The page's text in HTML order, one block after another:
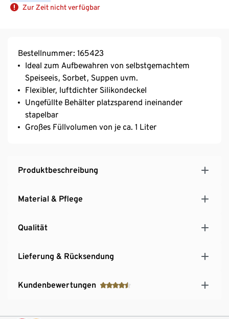
Zur Zeit nicht verfügbar
Bestellnummer: 165423
Ideal zum Aufbewahren von selbstgemachtem
Speiseeis, Sorbet, Suppen uvm.
Flexibler, luftdichter Silikondeckel
Ungefüllte Behälter platzsparend ineinander
stapelbar
Großes Füllvolumen von je ca. 1 Liter
Produktbeschreibung
Material & Pflege
Qualität
Lieferung & Rücksendung
Kundenbewertungen